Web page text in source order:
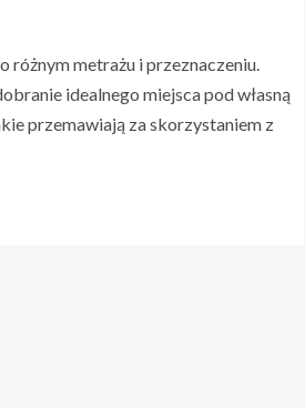
różnym metrażu i przeznaczeniu.
idealnego miejsca pod własną
przemawiają za skorzystaniem z